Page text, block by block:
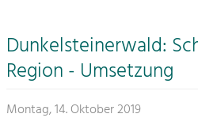
Mein Projekt
Suche
Baukultur
Ortsbild, Baukultur und nachhaltiges
Siedlungswesen.
Land- & Forstwirtschaft
Dunkelsteinerwald:
Region - Umsetzung
Montag, 14. Oktober 2019